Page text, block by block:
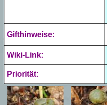
Gifthinweise:
Wiki-Link:
Priorität: